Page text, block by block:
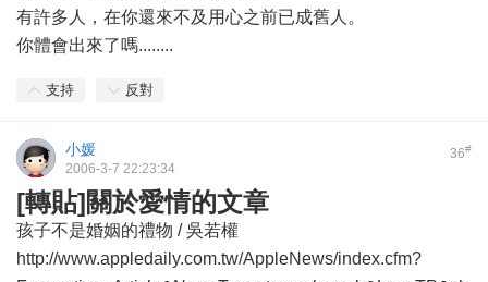
有許多人，在你還來不及用心之前已成舊人。
你體會出來了嗎........
支持 反對
36#
小媛
2006-3-7 22:23:34
[轉貼]關於愛情的文章
孩子不是婚姻的禮物 / 吳若權
http://www.appledaily.com.tw/AppleNews/index.cfm?